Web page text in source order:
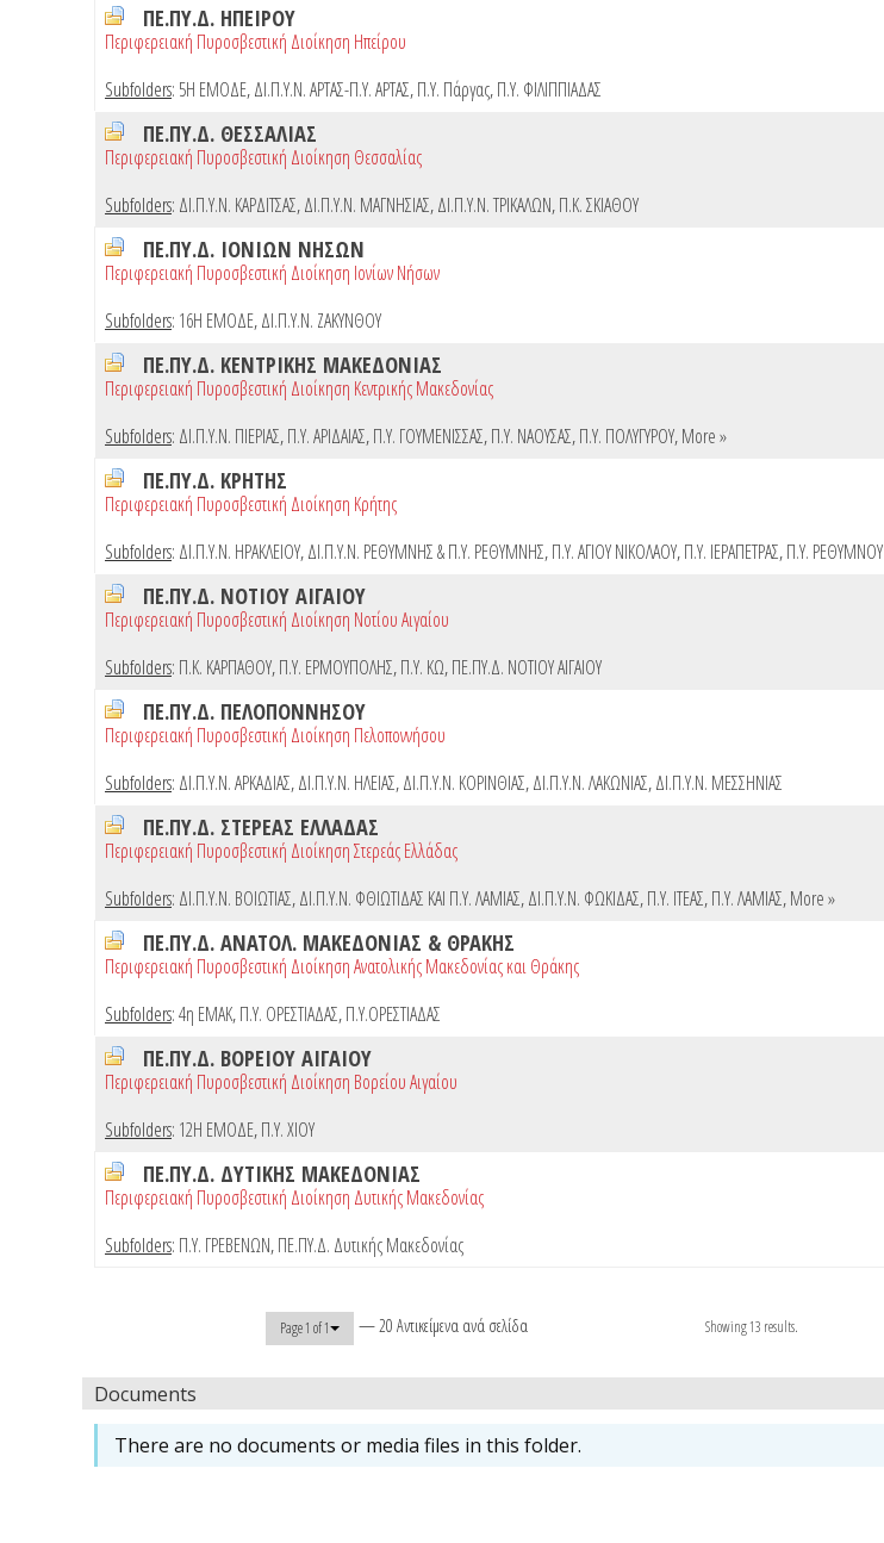
ΠΕ.ΠΥ.Δ. ΗΠΕΙΡΟΥ
Περιφερειακή Πυροσβεστική Διοίκηση Ηπείρου
Subfolders: 5Η ΕΜΟΔΕ,ΔΙ.Π.Υ.Ν. ΑΡΤΑΣ-Π.Υ. ΑΡΤΑΣ,Π.Υ. Πάργας,Π.Υ. ΦΙΛΙΠΠΙΑΔΑΣ
ΠΕ.ΠΥ.Δ. ΘΕΣΣΑΛΙΑΣ
Περιφερειακή Πυροσβεστική Διοίκηση Θεσσαλίας
Subfolders: ΔΙ.Π.Υ.Ν. ΚΑΡΔΙΤΣΑΣ,ΔΙ.Π.Υ.Ν. ΜΑΓΝΗΣΙΑΣ,ΔΙ.Π.Υ.Ν. ΤΡΙΚΑΛΩΝ,Π.Κ. ΣΚΙΑΘΟΥ
ΠΕ.ΠΥ.Δ. ΙΟΝΙΩΝ ΝΗΣΩΝ
Περιφερειακή Πυροσβεστική Διοίκηση Ιονίων Νήσων
Subfolders: 16Η ΕΜΟΔΕ,ΔΙ.Π.Υ.Ν. ΖΑΚΥΝΘΟΥ
ΠΕ.ΠΥ.Δ. ΚΕΝΤΡΙΚΗΣ ΜΑΚΕΔΟΝΙΑΣ
Περιφερειακή Πυροσβεστική Διοίκηση Κεντρικής Μακεδονίας
Subfolders: ΔΙ.Π.Υ.Ν. ΠΙΕΡΙΑΣ,Π.Υ. ΑΡΙΔΑΙΑΣ,Π.Υ. ΓΟΥΜΕΝΙΣΣΑΣ,Π.Υ. ΝΑΟΥΣΑΣ,Π.Υ. ΠΟΛΥΓΥΡΟΥ,More »
ΠΕ.ΠΥ.Δ. ΚΡΗΤΗΣ
Περιφερειακή Πυροσβεστική Διοίκηση Κρήτης
Subfolders: ΔΙ.Π.Υ.Ν. ΗΡΑΚΛΕΙΟΥ,ΔΙ.Π.Υ.Ν. ΡΕΘΥΜΝΗΣ & Π.Υ. ΡΕΘΥΜΝΗΣ,Π.Υ. ΑΓΙΟΥ ΝΙΚΟΛΑΟΥ,Π.Υ. ΙΕΡΑΠΕΤΡΑΣ,Π.Υ. ΡΕΘΥΜΝΟΥ
ΠΕ.ΠΥ.Δ. ΝΟΤΙΟΥ ΑΙΓΑΙΟΥ
Περιφερειακή Πυροσβεστική Διοίκηση Νοτίου Αιγαίου
Subfolders: Π.Κ. ΚΑΡΠΑΘΟΥ,Π.Υ. ΕΡΜΟΥΠΟΛΗΣ,Π.Υ. ΚΩ,ΠΕ.ΠΥ.Δ. ΝΟΤΙΟΥ ΑΙΓΑΙΟΥ
ΠΕ.ΠΥ.Δ. ΠΕΛΟΠΟΝΝΗΣΟΥ
Περιφερειακή Πυροσβεστική Διοίκηση Πελοποννήσου
Subfolders: ΔΙ.Π.Υ.Ν. ΑΡΚΑΔΙΑΣ,ΔΙ.Π.Υ.Ν. ΗΛΕΙΑΣ,ΔΙ.Π.Υ.Ν. ΚΟΡΙΝΘΙΑΣ,ΔΙ.Π.Υ.Ν. ΛΑΚΩΝΙΑΣ,ΔΙ.Π.Υ.Ν. ΜΕΣΣΗΝΙΑΣ
ΠΕ.ΠΥ.Δ. ΣΤΕΡΕΑΣ ΕΛΛΑΔΑΣ
Περιφερειακή Πυροσβεστική Διοίκηση Στερεάς Ελλάδας
Subfolders: ΔΙ.Π.Υ.Ν. ΒΟΙΩΤΙΑΣ,ΔΙ.Π.Υ.Ν. ΦΘΙΩΤΙΔΑΣ ΚΑΙ Π.Υ. ΛΑΜΙΑΣ,ΔΙ.Π.Υ.Ν. ΦΩΚΙΔΑΣ,Π.Υ. ΙΤΕΑΣ,Π.Υ. ΛΑΜΙΑΣ,More »
ΠΕ.ΠΥ.Δ. ΑΝΑΤΟΛ. ΜΑΚΕΔΟΝΙΑΣ & ΘΡΑΚΗΣ
Περιφερειακή Πυροσβεστική Διοίκηση Ανατολικής Μακεδονίας και Θράκης
Subfolders:4η ΕΜΑΚ,Π.Υ. ΟΡΕΣΤΙΑΔΑΣ,Π.Υ.ΟΡΕΣΤΙΑΔΑΣ
ΠΕ.ΠΥ.Δ. ΒΟΡΕΙΟΥ ΑΙΓΑΙΟΥ
Περιφερειακή Πυροσβεστική Διοίκηση Βορείου Αιγαίου
Subfolders: 12Η ΕΜΟΔΕ,Π.Υ. ΧΙΟΥ
ΠΕ.ΠΥ.Δ. ΔΥΤΙΚΗΣ ΜΑΚΕΔΟΝΙΑΣ
Περιφερειακή Πυροσβεστική Διοίκηση Δυτικής Μακεδονίας
Subfolders: Π.Υ. ΓΡΕΒΕΝΩΝ,ΠΕ.ΠΥ.Δ. Δυτικής Μακεδονίας
Page 1 of 1 — 20 Αντικείμενα ανά σελίδα Showing 13 results.
Documents
There are no documents or media files in this folder.